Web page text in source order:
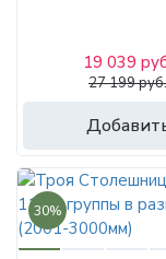
19 039
27 199 руб.
30%